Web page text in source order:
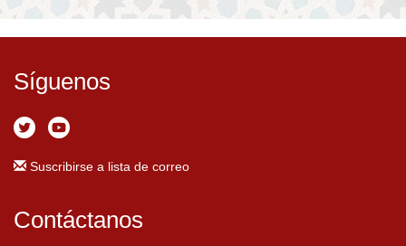
Síguenos
Suscribirse a lista de correo
Contáctanos